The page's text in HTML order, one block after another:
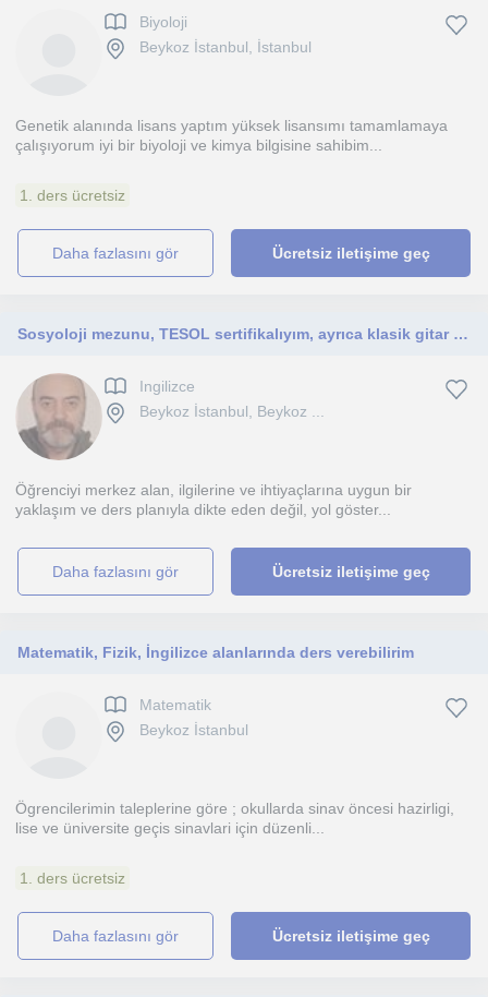
Biyoloji
Beykoz İstanbul, İstanbul
Genetik alanında lisans yaptım yüksek lisansımı tamamlamaya
çalışıyorum iyi bir biyoloji ve kimya bilgisine sahibim...
1. ders ücretsiz
daha fazlasını gör Ücretsiz iletişime geç
Sosyoloji mezunu, TESOL sertifikalıyım, ayrıca klasik gitar dersi verebilirim.
Ingilizce
Beykoz İstanbul, Beykoz ...
Öğrenciyi merkez alan, ilgilerine ve ihtiyaçlarına uygun bir
yaklaşım ve ders planıyla dikte eden değil, yol göster...
daha fazlasını gör Ücretsiz iletişime geç
Matematik, Fizik, İngilizce alanlarında ders verebilirim
Matematik
Beykoz İstanbul
Ögrencilerimin taleplerine göre ; okullarda sinav öncesi hazirligi,
lise ve üniversite geçis sinavlari için düzenli...
1. ders ücretsiz
daha fazlasını gör Ücretsiz iletişime geç